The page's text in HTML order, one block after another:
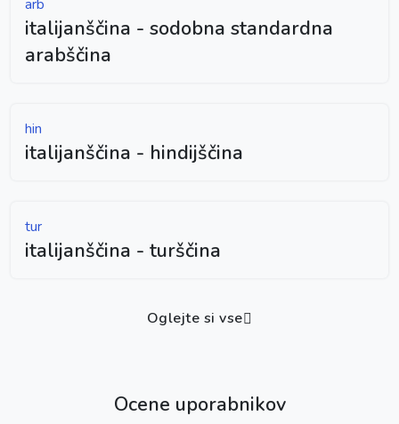
arb
italijanščina - sodobna standardna
arabščina
hin
italijanščina - hindijščina
tur
italijanščina - turščina
Oglejte si vse
Ocene uporabnikov